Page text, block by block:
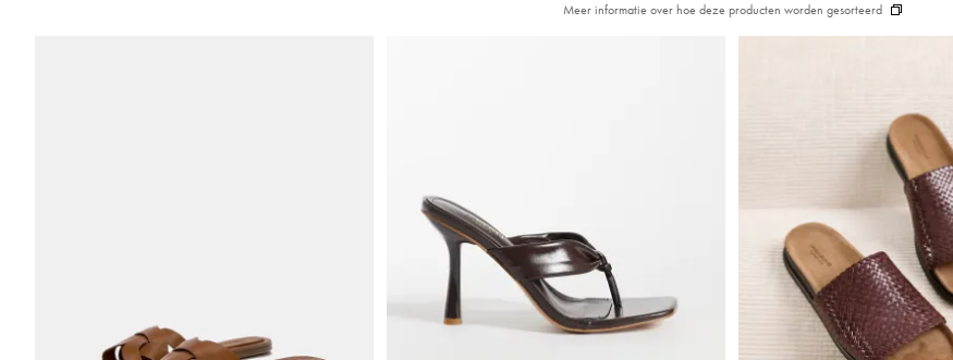
Meer informatie over hoe deze producten worden gesorteerd